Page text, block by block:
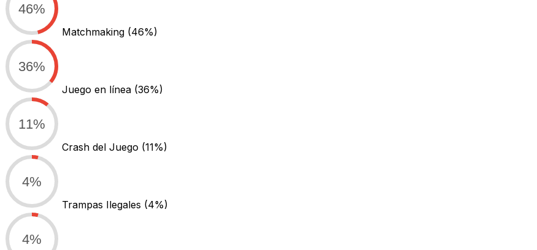
46%
Matchmaking (46%)
36%
Juego en línea (36%)
11%
Crash del Juego (11%)
4%
Trampas Ilegales (4%)
4%